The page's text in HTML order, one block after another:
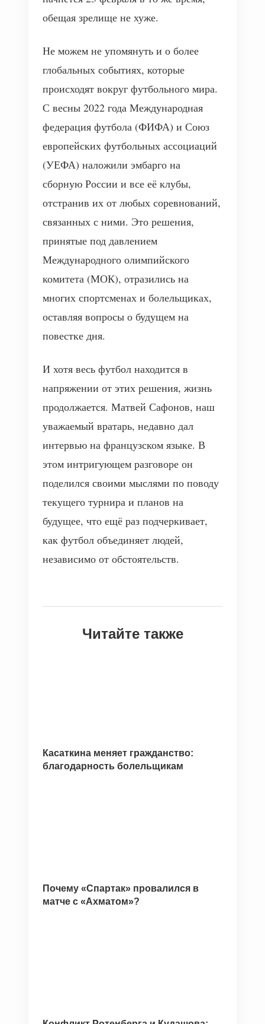
обещая зрелище не хуже.
Не можем не упомянуть и о более
глобальных событиях, которые
происходят вокруг футбольного мира.
С весны 2022 года Международная
федерация футбола (ФИФА) и Союз
европейских футбольных ассоциаций
(УЕФА) наложили эмбарго на
сборную России и все её клубы,
отстранив их от любых соревнований,
связанных с ними. Это решения,
принятые под давлением
Международного олимпийского
комитета (МОК), отразились на
многих спортсменах и болельщиках,
оставляя вопросы о будущем на
повестке дня.
И хотя весь футбол находится в
напряжении от этих решения, жизнь
продолжается. Матвей Сафонов, наш
уважаемый вратарь, недавно дал
интервью на французском языке. В
этом интригующем разговоре он
поделился своими мыслями по поводу
текущего турнира и планов на
будущее, что ещё раз подчеркивает,
как футбол объединяет людей,
независимо от обстоятельств.
Читайте также
Касаткина меняет гражданство:
благодарность болельщикам
Почему «Спартак» провалился в
матче с «Ахматом»?